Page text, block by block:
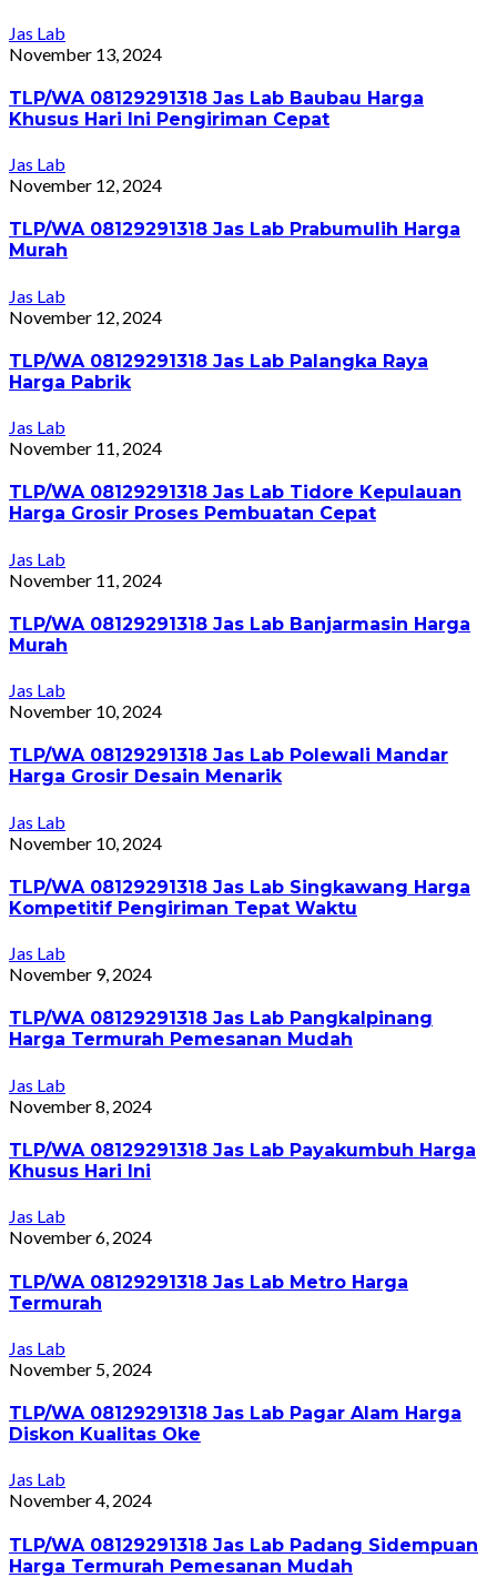
Jas Lab
November 13, 2024
TLP/WA 08129291318 Jas Lab Baubau Harga
Khusus Hari Ini Pengiriman Cepat
Jas Lab
November 12, 2024
TLP/WA 08129291318 Jas Lab Prabumulih Harga
Murah
Jas Lab
November 12, 2024
TLP/WA 08129291318 Jas Lab Palangka Raya
Harga Pabrik
Jas Lab
November 11, 2024
TLP/WA 08129291318 Jas Lab Tidore Kepulauan
Harga Grosir Proses Pembuatan Cepat
Jas Lab
November 11, 2024
TLP/WA 08129291318 Jas Lab Banjarmasin Harga
Murah
Jas Lab
November 10, 2024
TLP/WA 08129291318 Jas Lab Polewali Mandar
Harga Grosir Desain Menarik
Jas Lab
November 10, 2024
TLP/WA 08129291318 Jas Lab Singkawang Harga
Kompetitif Pengiriman Tepat Waktu
Jas Lab
November 9, 2024
TLP/WA 08129291318 Jas Lab Pangkalpinang
Harga Termurah Pemesanan Mudah
Jas Lab
November 8, 2024
TLP/WA 08129291318 Jas Lab Payakumbuh Harga
Khusus Hari Ini
Jas Lab
November 6, 2024
TLP/WA 08129291318 Jas Lab Metro Harga
Termurah
Jas Lab
November 5, 2024
TLP/WA 08129291318 Jas Lab Pagar Alam Harga
Diskon Kualitas Oke
Jas Lab
November 4, 2024
TLP/WA 08129291318 Jas Lab Padang Sidempuan
Harga Termurah Pemesanan Mudah